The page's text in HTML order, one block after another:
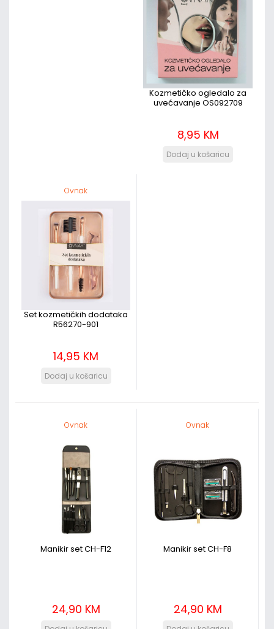
Kozmetičko ogledalo za
uvećavanje OS092709
8,95 KM
Ovnak
Set kozmetičkih dodataka
R56270-901
14,95 KM
Ovnak
Manikir set CH-F12
24,90 KM
Ovnak
Manikir set CH-F8
24,90 KM